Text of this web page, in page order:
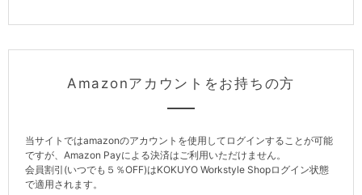
Amazonアカウントをお持ちの方